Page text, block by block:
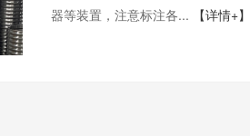
器等装置，注意标注各...
【详情+】